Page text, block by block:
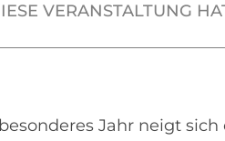
VERANSTALTUNG
–
Jahr neigt